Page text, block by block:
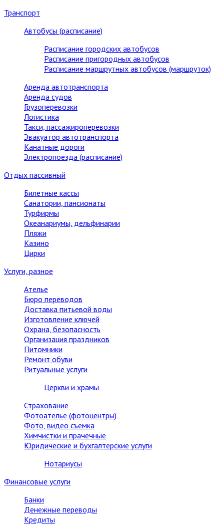
Транспорт
Автобусы (расписание)
Расписание городских автобусов
Расписание пригородных автобусов
Расписание маршрутных автобусов (маршруток)
Аренда автотранспорта
Аренда судов
Грузоперевозки
Логистика
Такси, пассажироперевозки
Эвакуатор автотранспорта
Канатные дороги
Электропоезда (расписание)
Отдых пассивный
Билетные кассы
Санатории, пансионаты
Турфирмы
Океанариумы, дельфинарии
Пляжи
Казино
Цирки
Услуги, разное
Ателье
Бюро переводов
Доставка питьевой воды
Изготовление ключей
Охрана, безопасность
Организация праздников
Питомники
Ремонт обуви
Ритуальные услуги
Церкви и храмы
Страхование
Фотоателье (фотоцентры)
Фото, видео съемка
Химчистки и прачечные
Юридические и бухгалтерские услуги
Нотариусы
Финансовые услуги
Банки
Денежные переводы
Кредиты